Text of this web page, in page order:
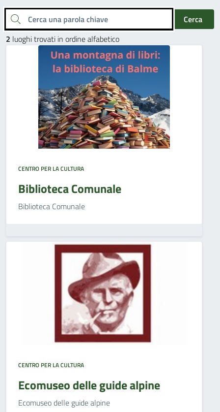
Cerca una parola chiave
Cerca
2 luoghi trovati in ordine alfabetico
CENTRO PER LA CULTURA
Biblioteca Comunale
Biblioteca Comunale
CENTRO PER LA CULTURA
Ecomuseo delle guide alpine
Ecomuseo delle guide alpine